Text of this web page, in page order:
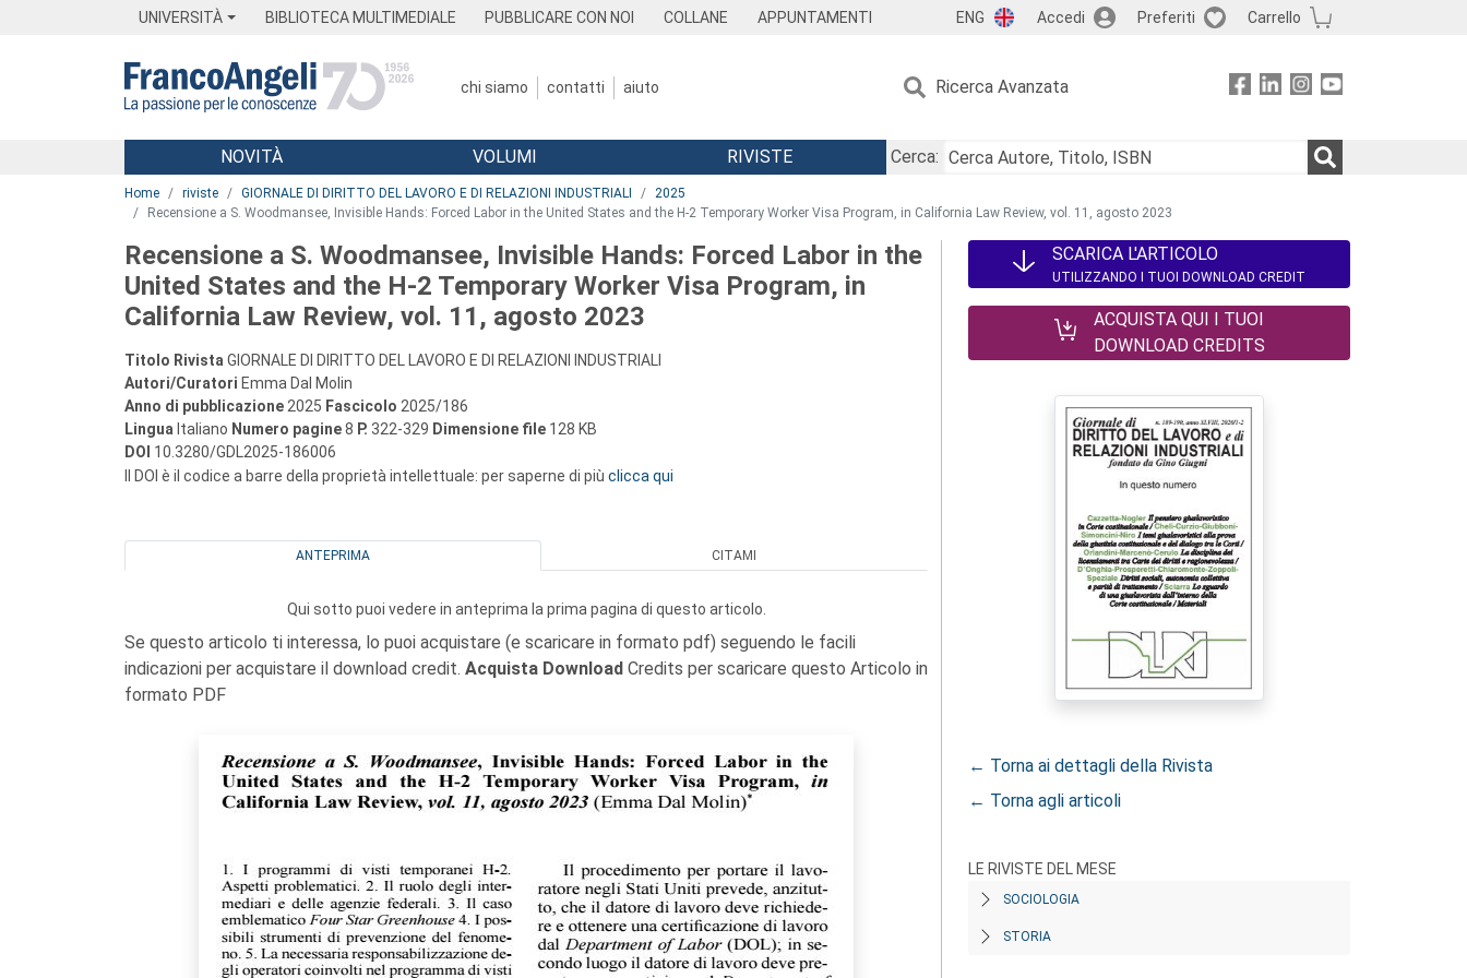
UNIVERSITÀ BIBLIOTECA MULTIMEDIALE PUBBLICARE CON NOI COLLANE APPUNTAMENTI ENG Accedi Preferiti Carrello
chi siamo contatti aiuto Ricerca Avanzata
Menu
NOVITÀ VOLUMI RIVISTE
Cerca:
Home riviste GIORNALE DI DIRITTO DEL LAVORO E DI RELAZIONI INDUSTRIALI
2025
Recensione a S. Woodmansee, Invisible Hands: Forced Labor in the United States and the H-2 Temporary Worker Visa Program, in California Law Review, vol. 11, agosto 2023
Recensione a S. Woodmansee, Invisible Hands: Forced Labor in the
United States and the H-2 Temporary Worker Visa Program, in
California Law Review, vol. 11, agosto 2023
Titolo Rivista GIORNALE DI DIRITTO DEL LAVORO E DI RELAZIONI INDUSTRIALI
Autori/Curatori Emma Dal Molin
Anno di pubblicazione 2025 Fascicolo 2025/186
Lingua Italiano Numero pagine8 P. 322-329 Dimensione file 128 KB
DOI 10.3280/GDL2025-186006
Il DOI è il codice a barre della proprietà intellettuale: per saperne di più clicca qui
ANTEPRIMA CITAMI
Qui sotto puoi vedere in anteprima la prima pagina di questo articolo.
Se questo articolo ti interessa, lo puoi acquistare (e scaricare in formato pdf) seguendo le facili
indicazioni per acquistare il download credit. Acquista Download Credits per scaricare questo Articolo in
formato PDF
SCARICA L'ARTICOLO
UTILIZZANDO I TUOI DOWNLOAD CREDIT
ACQUISTA QUI I TUOI
DOWNLOAD CREDITS
← Torna ai dettagli della Rivista
← Torna agli articoli
LE RIVISTE DEL MESE
SOCIOLOGIA
STORIA